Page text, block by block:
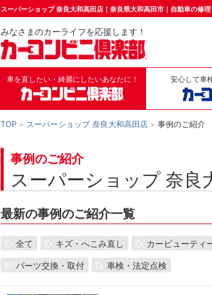
スーパーショップ 奈良大和高田店｜奈良県大和高田市｜自動車の修
みなさまのカーライフを応援します！
車を直したい・綺麗にしたいあなたに！ 安心して車
TOP スーパーショップ 奈良大和高田店 事例のご紹介
事例のご紹介
スーパーショップ 奈良
最新の事例のご紹介一覧
全て キズ・へこみ直し カービューティ
パーツ交換・取付 車検・法定点検